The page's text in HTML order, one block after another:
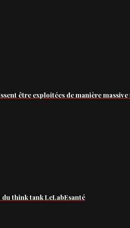
être exploitées de manière
think tank LeLabEsanté